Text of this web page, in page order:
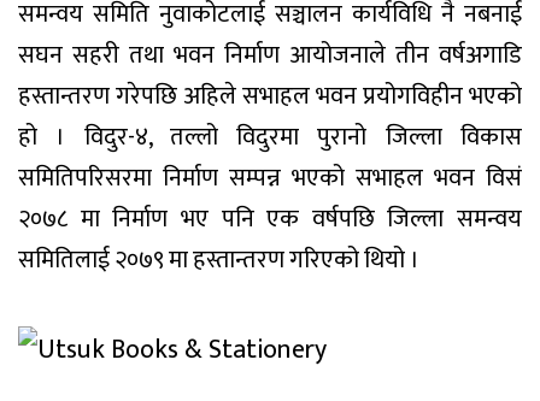
समन्वय समिति नुवाकोटलाई सञ्चालन कार्यविधि नै नबनाई
सघन सहरी तथा भवन निर्माण आयोजनाले तीन वर्षअगाडि
हस्तान्तरण गरेपछि अहिले सभाहल भवन प्रयोगविहीन भएको
हो । विदुर-४, तल्लो विदुरमा पुरानो जिल्ला विकास
समितिपरिसरमा निर्माण सम्पन्न भएको सभाहल भवन विसं
२०७८ मा निर्माण भए पनि एक वर्षपछि जिल्ला समन्वय
समितिलाई २०७९ मा हस्तान्तरण गरिएको थियो ।